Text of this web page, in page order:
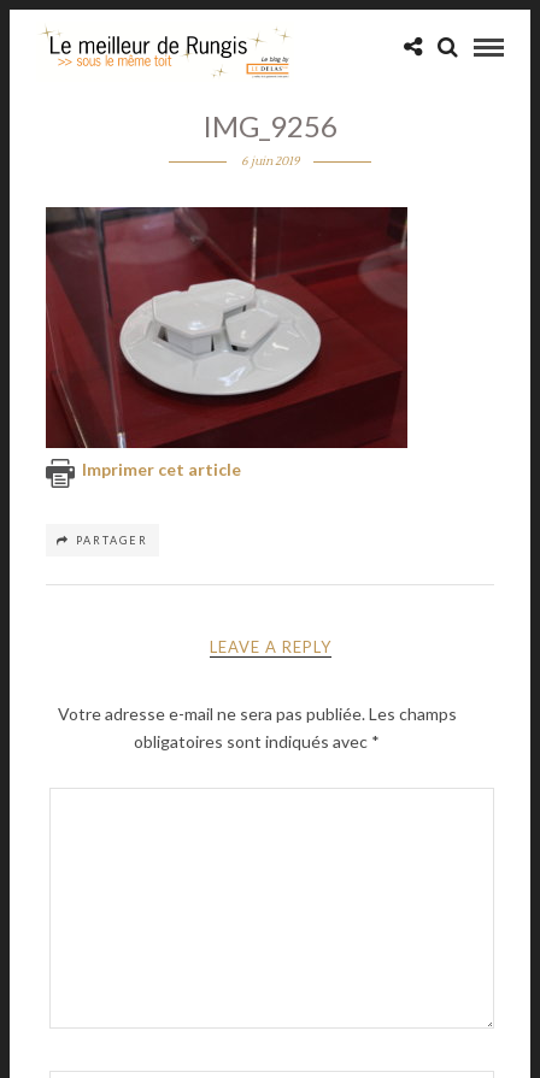
IMG_9256
6 juin 2019
Imprimer cet article
PARTAGER
LEAVE A REPLY
Votre adresse e-mail ne sera pas publiée.Les champs
obligatoires sont indiqués avec *